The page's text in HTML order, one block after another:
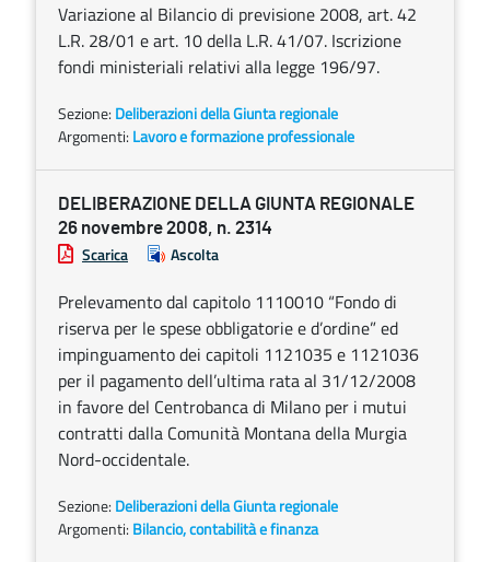
Variazione al Bilancio di previsione 2008, art. 42
L.R. 28/01 e art. 10 della L.R. 41/07. Iscrizione
fondi ministeriali relativi alla legge 196/97.
Sezione: Deliberazioni della Giunta regionale
Argomenti: Lavoro e formazione professionale
DELIBERAZIONE DELLA GIUNTA REGIONALE
26 novembre 2008, n. 2314
Scarica Ascolta
Prelevamento dal capitolo 1110010 “Fondo di
riserva per le spese obbligatorie e d’ordine” ed
impinguamento dei capitoli 1121035 e 1121036
per il pagamento dell’ultima rata al 31/12/2008
in favore del Centrobanca di Milano per i mutui
contratti dalla Comunità Montana della Murgia
Nord-occidentale.
Sezione: Deliberazioni della Giunta regionale
Argomenti: Bilancio, contabilità e finanza